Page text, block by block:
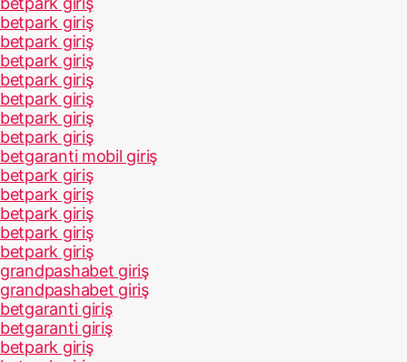
betpark giriş
betpark giriş
betpark giriş
betpark giriş
betpark giriş
betpark giriş
betpark giriş
betgaranti mobil giriş
betpark giriş
betpark giriş
betpark giriş
betpark giriş
betpark giriş
grandpashabet giriş
grandpashabet giriş
betgaranti giriş
betgaranti giriş
betpark giriş